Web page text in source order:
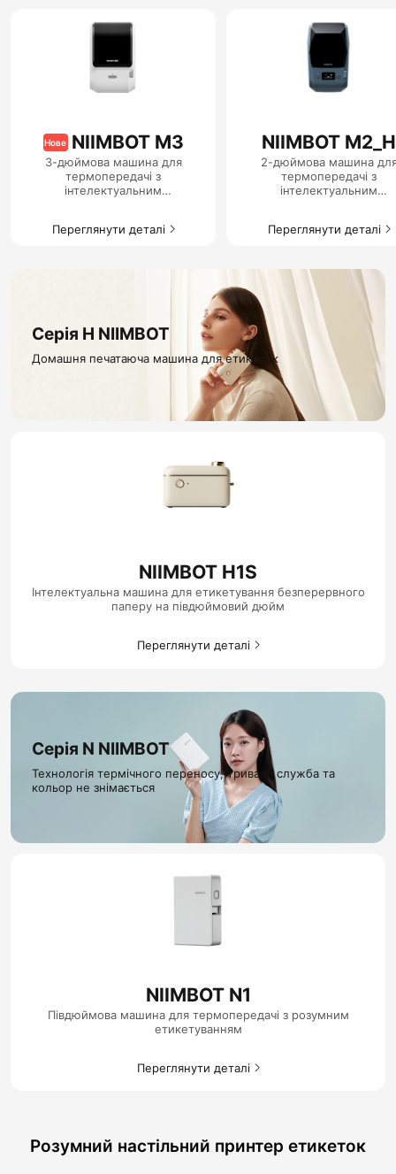
Нове NIIMBOT M3
3-дюймова машина для
термопередачі з
інтелектуальним
Переглянути деталі
NIIMBOT M2_H
2-дюймова машина
термопередачі з
інтелектуальним
Переглянути деталі
Серія H NIIMBOT
Домашня печатаюча машина для етикеток
NIIMBOT H1S
Інтелектуальна машина для етикетування безперервного
паперу на півдюймовий дюйм
Переглянути деталі
Серія N NIIMBOT
Технологія термічного переносу, тривала служба та
кольор не знімається
NIIMBOT N1
Півдюймова машина для термопередачі з розумним
етикетуванням
Переглянути деталі
Розумний настільний принтер етикеток